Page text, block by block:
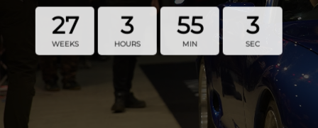
27
WEEKS
3
HOURS
55
MIN
3
SEC